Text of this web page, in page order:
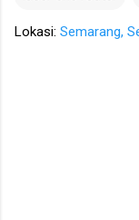
Lokasi: Semarang,